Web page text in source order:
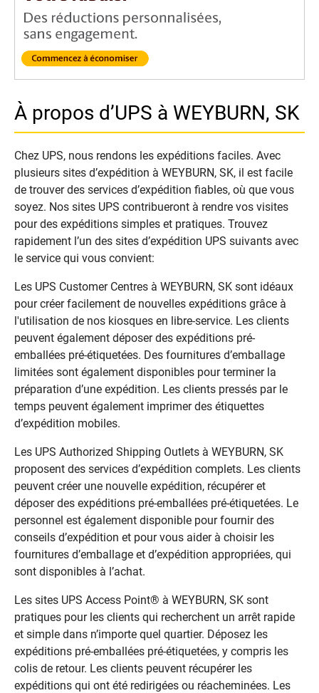
À propos d’UPS à WEYBURN, SK
Chez UPS, nous rendons les expéditions faciles. Avec
plusieurs sites d’expédition à WEYBURN, SK, il est facile
de trouver des services d’expédition fiables, où que vous
soyez. Nos sites UPS contribueront à rendre vos visites
pour des expéditions simples et pratiques. Trouvez
rapidement l’un des sites d’expédition UPS suivants avec
le service qui vous convient:
Les UPS Customer Centres à WEYBURN, SK sont idéaux
pour créer facilement de nouvelles expéditions grâce à
l'utilisation de nos kiosques en libre-service. Les clients
peuvent également déposer des expéditions pré-
emballées pré-étiquetées. Des fournitures d’emballage
limitées sont également disponibles pour terminer la
préparation d’une expédition. Les clients pressés par le
temps peuvent également imprimer des étiquettes
d’expédition mobiles.
Les UPS Authorized Shipping Outlets à WEYBURN, SK
proposent des services d’expédition complets. Les clients
peuvent créer une nouvelle expédition, récupérer et
déposer des expéditions pré-emballées pré-étiquetées. Le
personnel est également disponible pour fournir des
conseils d’expédition et pour vous aider à choisir les
fournitures d’emballage et d’expédition appropriées, qui
sont disponibles à l’achat.
Les sites UPS Access Point® à WEYBURN, SK sont
pratiques pour les clients qui recherchent un arrêt rapide
et simple dans n’importe quel quartier. Déposez les
expéditions pré-emballées pré-étiquetées, y compris les
colis de retour. Les clients peuvent récupérer les
expéditions qui ont été redirigées ou réacheminées. Les